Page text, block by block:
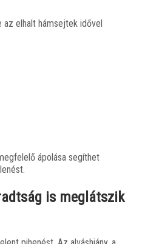
az elhalt hámsejtek idővel
ápolása segíthet
is meglátszik